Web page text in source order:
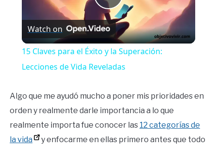
Play
Video
Watch on
15 Claves para el Éxito y la Superación:
Lecciones de Vida Reveladas
Algo que me ayudó mucho a poner mis prioridades en
orden y realmente darle importancia a lo que
realmente importa fue conocer las 12 categorías de
la vida
y enfocarme en ellas primero antes que todo